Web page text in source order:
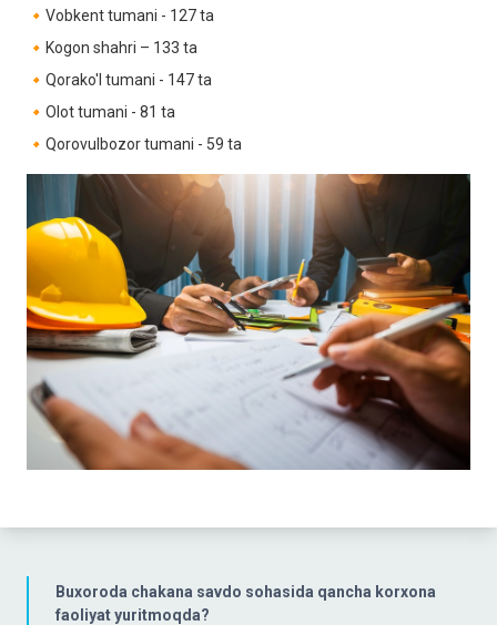
Buxoroda chakana savdo sohasida qancha korxona
faoliyat yuritmoqda?
🔸Vobkent tumani - 127 ta
🔸Kogon shahri – 133 ta
🔸Qorako'l tumani - 147 ta
🔸Olot tumani - 81 ta
🔸Qorovulbozor tumani - 59 ta